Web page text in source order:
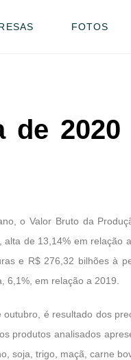
FOTOS
de
o Valor Bruto da
alta de 13,14% em relação
e R$ 276,32 bilhões à
6,1%, em relação a 2019.
é resultado dos
produtos analisados
soja, trigo, maçã, carne